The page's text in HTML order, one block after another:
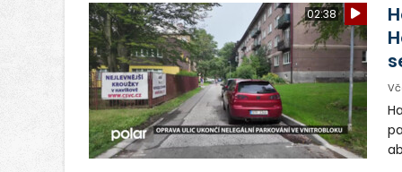
02:38